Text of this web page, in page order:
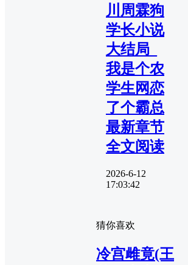
川周霖狗
学长小说
大结局_
我是个农
学生网恋
了个霸总
最新章节
全文阅读
2026-6-12
17:03:42
猜你喜欢
冷宫雌竟(王